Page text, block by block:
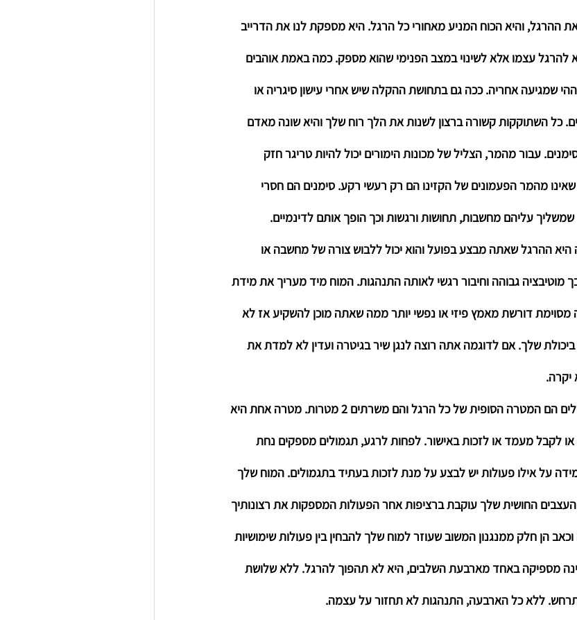
ההרגל, והיא הכוח המניע מאחורי כל הרגל. היא מספקת לנו את הדרייב
להרגל עצמו אלא לשינוי במצב הפנימי שהוא מספק. כמה באמת אוהבים
שמגיעה אחריה. ככה גם בתחושת ההקלה שיש אחרי עישון סיגריה או
כל השתוקקות קשורה ברצון לשנות את הלך רוח שלך והיא שונה מאדם
עבור מהמר, הצליל של מכונות הימורים יכול להיות טריגר חזק
מהמר הפעמונים של הקזינו הם רק רעשי רקע. סימנים הם חסרי
שמשליך עליהם מחשבות, תחושות ורגשות וכך הופך אותם לדינמיים.
היא ההרגל שאתה מבצע בפועל והוא יכול ללבוש צורה של מחשבה או
מוטיבציה גבוהה וחיבור רגשי לאותה התנהגות. המוח מיד מעריך את מידת
דורשת מאמץ פיזי או נפשי יותר ממה שאתה מוכן להשקיע אז לא
שלך. אם לדוגמה אתה רוצה לנגן שיר בגיטרה ועדין לא למדת את
יקרה.
תגמולים הם המטרה הסופית של כל הרגל והם משרתים 2 מטרות. מטרה אחת היא
לקבל מעמד או לזכות באישור. לפחות לרגע, תגמולים מספקים נחת
על אילו פעולות יש לבצע על מנת לזכות בעתיד בתגמולים. המוח שלך
החושית שלך עוקבת ברציפות אחר הפעולות המספקות את רצונותיך
הן חלק ממנגנון המשוב שעוזר למוח שלך להבחין בין פעולות שימושיות
מספיקה באחד מארבעת השלבים, היא לא תהפוך להרגל. ללא שלושת
ללא כל הארבעה, התנהגות לא תחזור על עצמה.